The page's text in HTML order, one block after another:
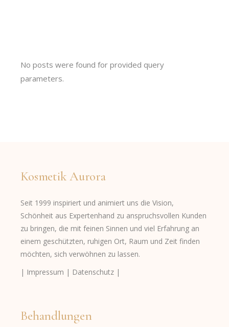
No posts were found for provided query
parameters.
Kosmetik Aurora
Seit 1999 inspiriert und animiert uns die Vision,
Schönheit aus Expertenhand zu anspruchsvollen Kunden
zu bringen, die mit feinen Sinnen und viel Erfahrung an
einem geschützten, ruhigen Ort, Raum und Zeit finden
möchten, sich verwöhnen zu lassen.
| Impressum | Datenschutz |
Behandlungen